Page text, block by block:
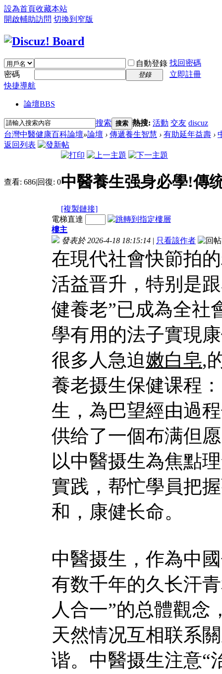
設為首頁收藏本站
開啟輔助訪問 切換到窄版
自動登錄 找回密碼
密碼
登錄
立即註冊
快捷導航
論壇BBS
搜索 搜索 熱搜: 活動 交友 discuz
台灣中醫健康百科論壇»論壇 › 傳遞養生智慧 › 有助延年益壽 ›
返回列表
查看: 686|回復: 0中醫養生强身必學!傳
[複製鏈接]
電梯直達
樓主
發表於 2026-4-18 18:15:14 | 只看該作者
在現代社會快節拍
活益晋升，特别是
健養老”已成為全社
學有用的法子實現
很多人急迫嫩白皂,
養老摄生保健课程
生，為巴望經由過
供给了一個布满但
以中醫摄生為焦點
實践，帮忙學員把
和，康健长命。
中醫摄生，作為中
有数千年的久长汗
人合一”的总體觀念
天然情况互相联系
谐。中醫摄生注意“